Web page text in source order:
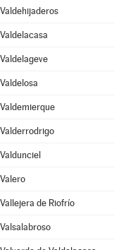
Valdehijaderos
Valdelacasa
Valdelageve
Valdelosa
Valdemierque
Valderrodrigo
Valdunciel
Valero
Vallejera de Riofrío
Valsalabroso